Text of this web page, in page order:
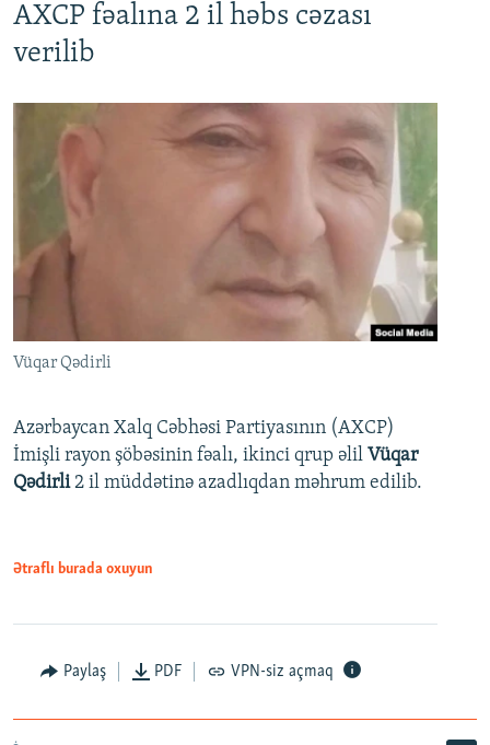
AXCP fəalına 2 il həbs cəzası
verilib
Vüqar Qədirli
Azərbaycan Xalq Cəbhəsi Partiyasının (AXCP)
İmişli rayon şöbəsinin fəalı, ikinci qrup əlil Vüqar
Qədirli2 il müddətinə azadlıqdan məhrum edilib.
Ətraflı burada oxuyun
Paylaş PDF VPN-siz açmaq